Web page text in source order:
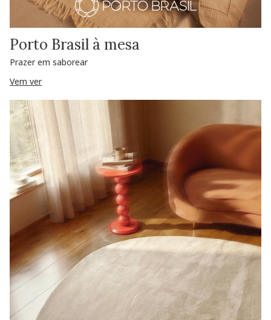
Porto Brasil à mesa
Prazer em saborear
Vem ver